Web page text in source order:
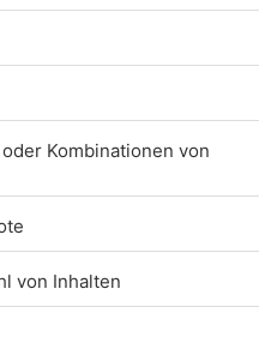
ARBEITEN DERZEIT
DARAN, UNSERE
BARRIEREFREI ZU
GESTALTEN - GEMÄSS
ENN SIE AUF
TOSSEN ODER UN
TERSTÜTZUNG BE
NÖTIGEN,